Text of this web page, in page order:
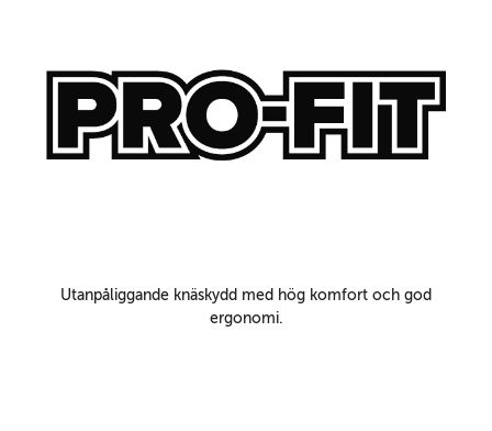
Utanpåliggande knäskydd med hög komfort och god
ergonomi.